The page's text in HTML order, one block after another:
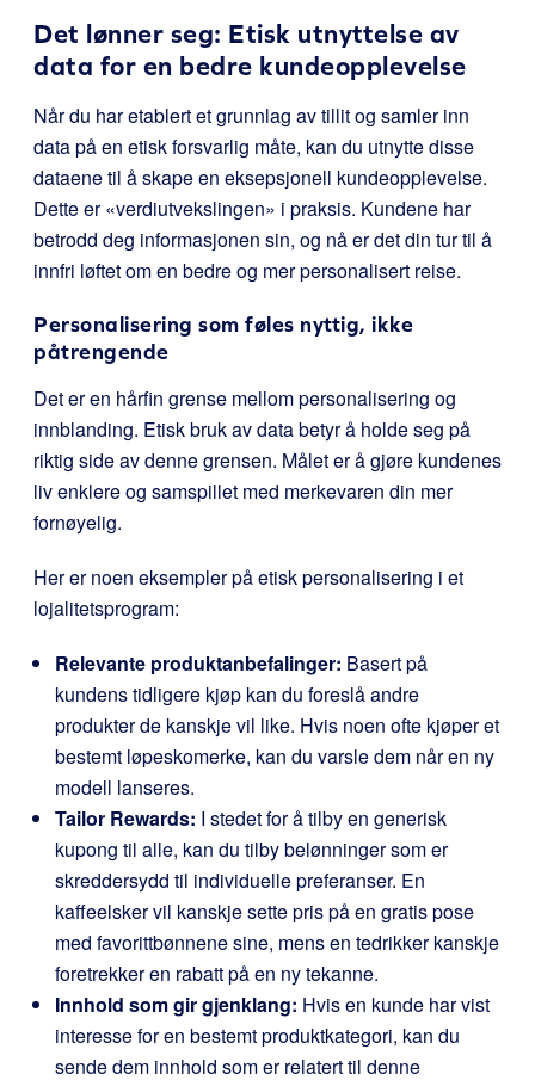
Det lønner seg: Etisk utnyttelse av
data for en bedre kundeopplevelse
Når du har etablert et grunnlag av tillit og samler inn
data på en etisk forsvarlig måte, kan du utnytte disse
dataene til å skape en eksepsjonell kundeopplevelse.
Dette er «verdiutvekslingen» i praksis. Kundene har
betrodd deg informasjonen sin, og nå er det din tur til å
innfri løftet om en bedre og mer personalisert reise.
Personalisering som føles nyttig, ikke
påtrengende
Det er en hårfin grense mellom personalisering og
innblanding. Etisk bruk av data betyr å holde seg på
riktig side av denne grensen. Målet er å gjøre kundenes
liv enklere og samspillet med merkevaren din mer
fornøyelig.
Her er noen eksempler på etisk personalisering i et
lojalitetsprogram:
Relevante produktanbefalinger: Basert på
kundens tidligere kjøp kan du foreslå andre
produkter de kanskje vil like. Hvis noen ofte kjøper et
bestemt løpeskomerke, kan du varsle dem når en ny
modell lanseres.
Tailor Rewards: I stedet for å tilby en generisk
kupong til alle, kan du tilby belønninger som er
skreddersydd til individuelle preferanser. En
kaffeelsker vil kanskje sette pris på en gratis pose
med favorittbønnene sine, mens en tedrikker kanskje
foretrekker en rabatt på en ny tekanne.
Innhold som gir gjenklang: Hvis en kunde har vist
interesse for en bestemt produktkategori, kan du
sende dem innhold som er relatert til denne